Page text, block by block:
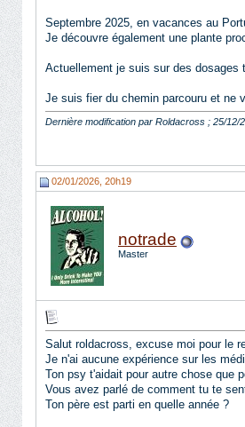
Septembre 2025, en vacances au
Je découvre également une plante
Actuellement je suis sur des dosages
Je suis fier du chemin parcouru et ne
Dernière modification par Roldacross ; 25/12/
02/01/2026, 20h19
notrade
Master
Salut roldacross, excuse moi pour le
Je n'ai aucune expérience sur les
Ton psy t'aidait pour autre chose que
Vous avez parlé de comment tu te
Ton père est parti en quelle année ?